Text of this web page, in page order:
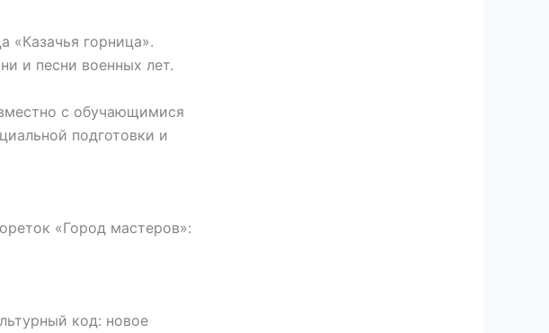
«Казачья горница».
и песни военных лет.
с обучающимися
подготовки и
«Город мастеров»:
код: новое